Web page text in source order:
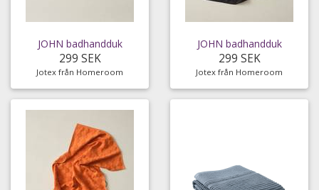
JOHN badhandduk
299 SEK
Jotex från Homeroom
JOHN badhandduk
299 SEK
Jotex från Homeroom